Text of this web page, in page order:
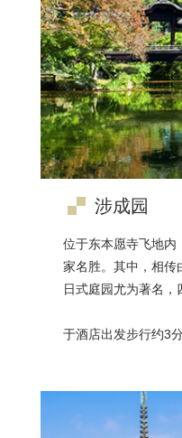
涉成园
位于东本愿寺飞地内
家名胜。其中，相传
日式庭园尤为著名，
于酒店出发步行约3